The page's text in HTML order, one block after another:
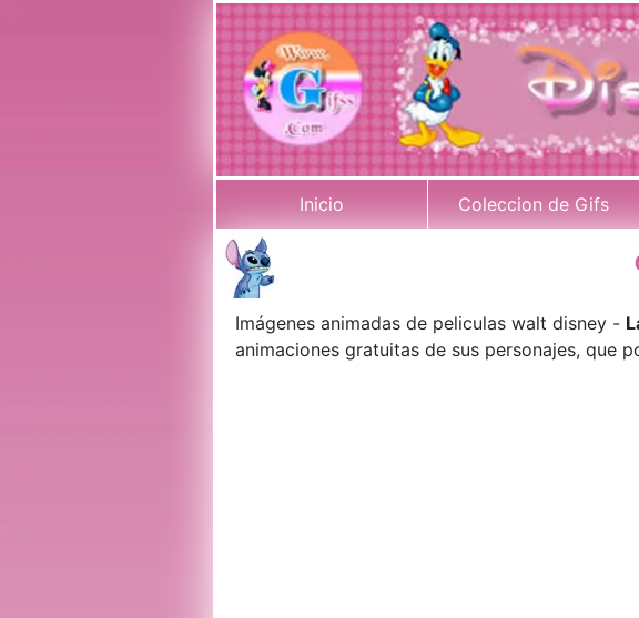
Inicio Coleccion de Gifs
Imágenes animadas de peliculas walt disney -
animaciones gratuitas de sus personajes, que